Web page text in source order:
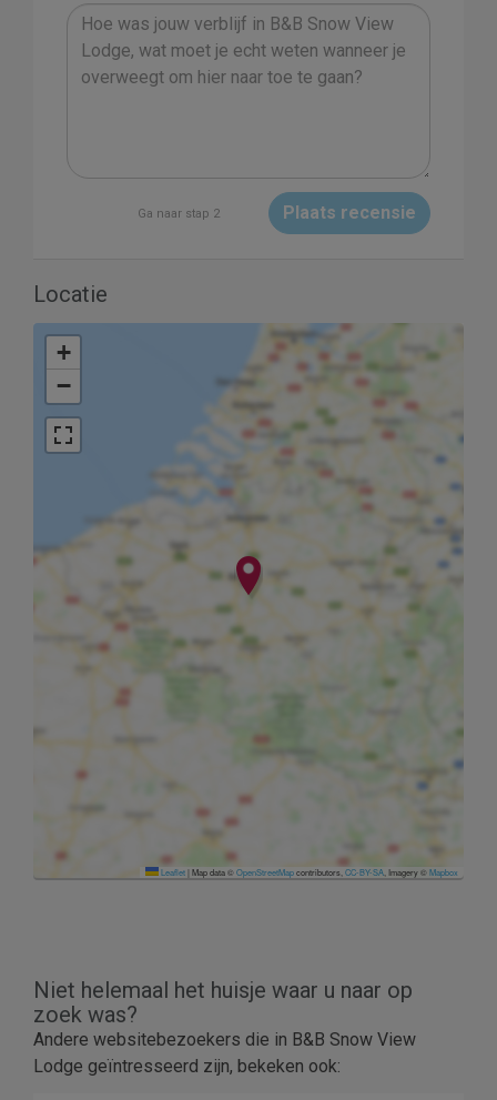
Ga naar stap 2 Plaats recensie
Locatie
+
−
Leaflet| Map data ©OpenStreetMapcontributors, CC-BY-SA , Imagery ©Mapbox
Niet helemaal het huisje waar u naar op
zoek was?
Andere websitebezoekers die in B&B Snow View
Lodge geïntresseerd zijn, bekeken ook: